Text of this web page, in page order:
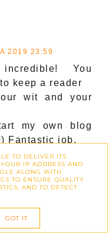
2019 23:59
You
keep a reader
wit and your
my own blog
Fantastic job.
you had to say,
you presented
TO DELIVER ITS
IP ADDRESS AND
ALONG WITH
TO ENSURE QUALITY
AND TO DETECT
GOT IT